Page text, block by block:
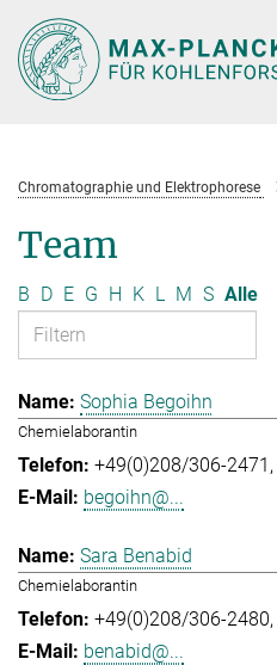
Hauptinhalt
Chromatographie und Elektrophorese
Team
B D E G H K L M S Alle
Sophia Begoihn
Chemielaborantin
+49(0)208/306-2471
begoihn@...
Sara Benabid
Chemielaborantin
+49(0)208/306-2480
benabid@...